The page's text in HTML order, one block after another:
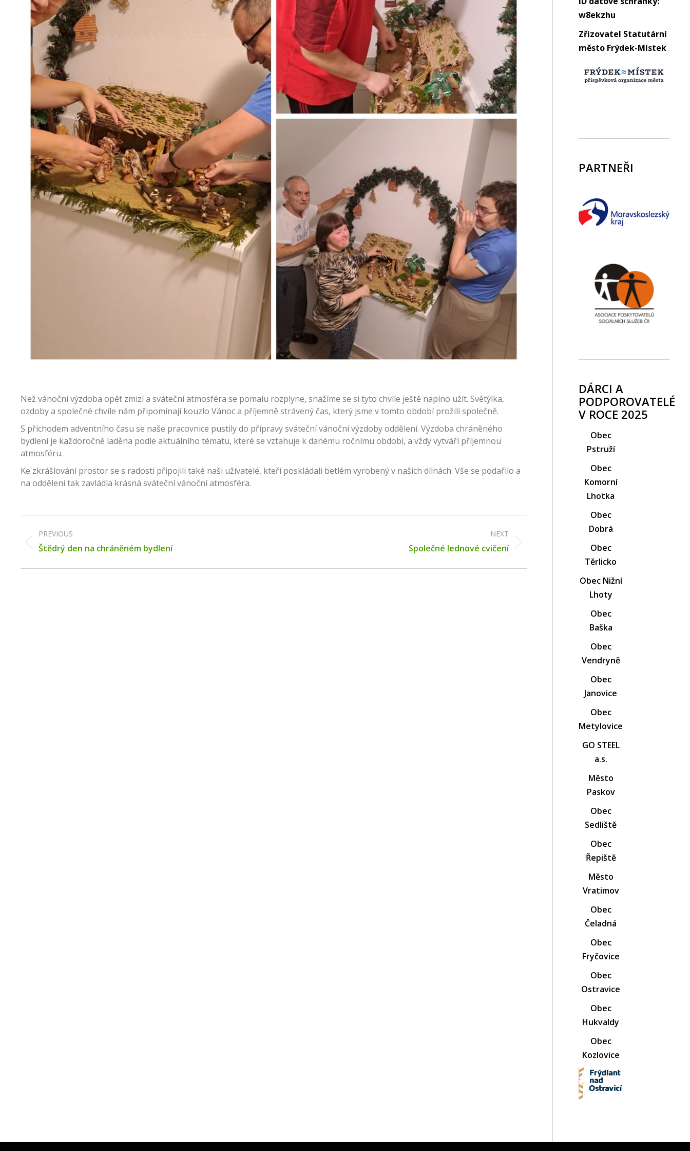
Než vánoční výzdoba opět zmizí a sváteční atmosféra se pomalu rozplyne, snažíme se si tyto chvíle ještě naplno užít. Světýlka,
ozdoby a společné chvíle nám připomínají kouzlo Vánoc a příjemně strávený čas, který jsme v tomto období prožili společně.
S příchodem adventního času se naše pracovnice pustily do přípravy sváteční vánoční výzdoby oddělení. Výzdoba chráněného
bydlení je každoročně laděna podle aktuálního tématu, které se vztahuje k danému ročnímu období, a vždy vytváří příjemnou
atmosféru.
Ke zkrášlování prostor se s radostí připojili také naši uživatelé, kteří poskládali betlém vyrobený v našich dílnách. Vše se podařilo a
na oddělení tak zavládla krásná sváteční vánoční atmosféra.
navigation
PREVIOUS
Previous
Štědrý den na chráněném bydlení
NEXT
Společné lednové cvičení
w8ekzhu
Zřizovatel Statutární
město Frýdek-Místek
PARTNEŘI
DÁRCI A
PODPOROVATELÉ
V ROCE 2025
Obec
Pstruží
Obec
Komorní
Lhotka
Obec
Dobrá
Obec
Těrlicko
Obec Nižní
Lhoty
Obec
Baška
Obec
Vendryně
Obec
Janovice
Obec
Metylovice
GO STEEL
a.s.
Město
Paskov
Obec
Sedliště
Obec
Řepiště
Město
Vratimov
Obec
Čeladná
Obec
Fryčovice
Obec
Ostravice
Obec
Hukvaldy
Obec
Kozlovice